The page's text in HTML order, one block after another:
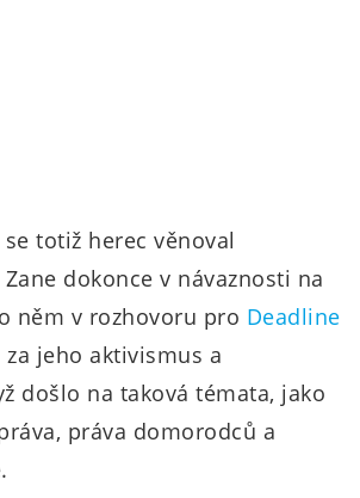
totiž herec věnoval
dokonce v návaznosti na
něm v rozhovoru pro Deadline
jeho aktivismus a
došlo na taková témata, jako
práva domorodců a